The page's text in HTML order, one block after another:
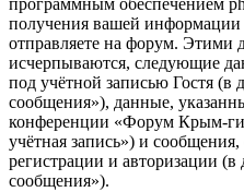
программным обеспечением
получения вашей
отправляете на форум. Этими
исчерпываются, следующие
под учётной записью Гостя
сообщения»), данные,
конференции «Форум Крым-
учётная запись») и
регистрации и авторизации
сообщения»).